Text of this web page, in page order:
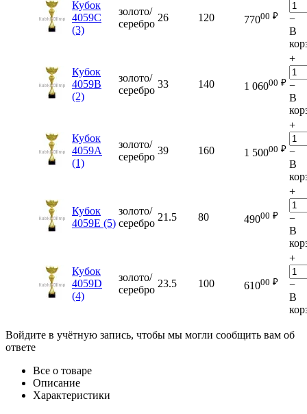
Кубок
4059C
(3)
золото/
серебро
26 120 77000 ₽
−
В
Кубок
4059B
(2)
золото/
серебро
33 140 1 06000 ₽
+
−
В
Кубок
4059A
(1)
золото/
серебро
39 160 1 50000 ₽
+
−
В
Кубок
4059E (5)
золото/
серебро
21.5 80 49000 ₽
+
−
В
Кубок
4059D
(4)
золото/
серебро
23.5 100 61000 ₽
+
−
В
Войдите в учётную запись, чтобы мы могли сообщить вам об
ответе
Все о товаре
Описание
Характеристики